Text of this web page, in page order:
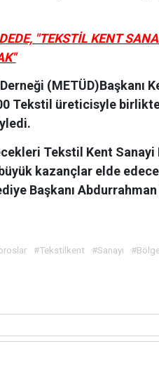
"TEKSTİL KENT
(METÜD)Başkanı
Tekstil üreticisyle
Tekstil Kent
kazançlar elde
Başkanı
#Tekstilkent #Sanayi